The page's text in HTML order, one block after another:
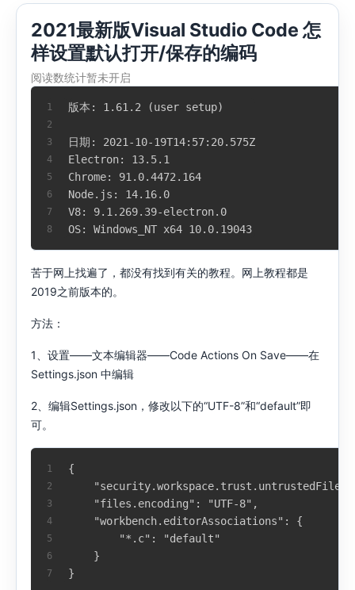
2021最新版Visual Studio Code 怎
样设置默认打开/保存的编码
阅读数统计暂未开启
1
2
3
4
5
6
7
8
版本: 1.61.2 (user setup)
日期: 2021-10-19T14:57:20.575Z
Electron: 13.5.1
Chrome: 91.0.4472.164
Node.js: 14.16.0
V8: 9.1.269.39-electron.0
OS: Windows_NT x64 10.0.19043
苦于网上找遍了，都没有找到有关的教程。网上教程都是
2019之前版本的。
方法：
1、设置——文本编辑器——Code Actions On Save——在
Settings.json 中编辑
2、编辑Settings.json，修改以下的“UTF-8”和“default”即
可。
1
2
3
4
5
6
7
{
    "files.encoding": "UTF-8",
    "workbench.editorAssociations": {
        "*.c": "default"
    }
}